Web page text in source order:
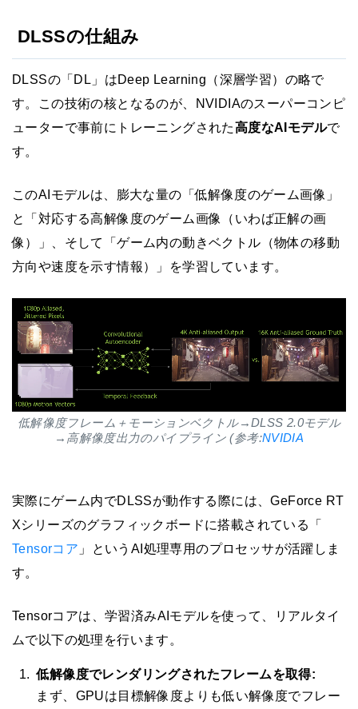
DLSSの仕組み
DLSSの「DL」はDeep Learning（深層学習）の略で
す。この技術の核となるのが、NVIDIAのスーパーコンピ
ューターで事前にトレーニングされた高度なAIモデルで
す。
このAIモデルは、膨大な量の「低解像度のゲーム画像」
と「対応する高解像度のゲーム画像（いわば正解の画
像）」、そして「ゲーム内の動きベクトル（物体の移動
方向や速度を示す情報）」を学習しています。
低解像度フレーム＋モーションベクトル→DLSS 2.0モデル
→高解像度出力のパイプライン (参考:NVIDIA
実際にゲーム内でDLSSが動作する際には、GeForce RT
Xシリーズのグラフィックボードに搭載されている「
Tensorコア 」というAI処理専用のプロセッサが活躍しま
す。
Tensorコアは、学習済みAIモデルを使って、リアルタイ
ムで以下の処理を行います。
低解像度でレンダリングされたフレームを取得:
まず、GPUは目標解像度よりも低い解像度でフレー